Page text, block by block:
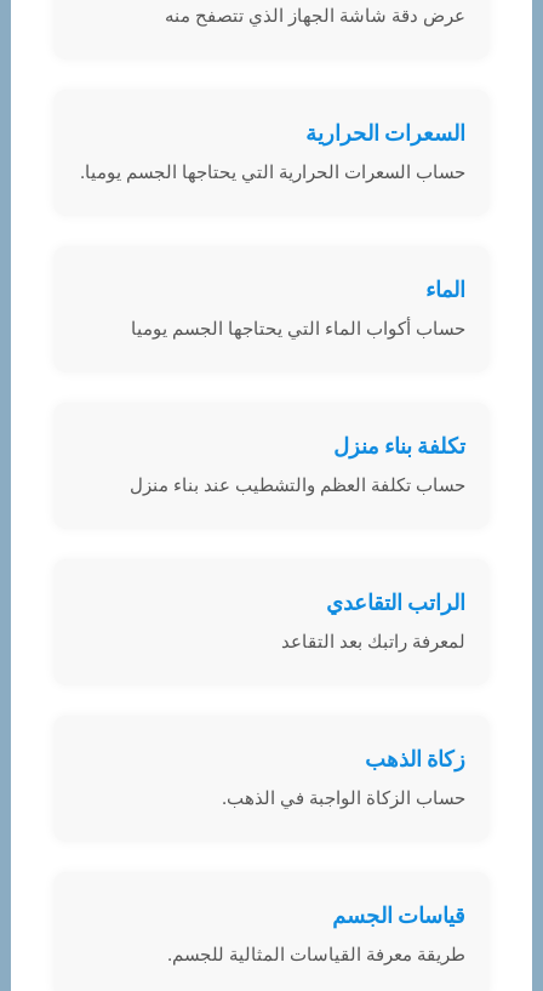
عرض دقة شاشة الجهاز الذي تتصفح منه
السعرات الحرارية
حساب السعرات الحرارية التي يحتاجها الجسم يوميا.
الماء
حساب أكواب الماء التي يحتاجها الجسم يوميا
تكلفة بناء منزل
حساب تكلفة العظم والتشطيب عند بناء منزل
الراتب التقاعدي
لمعرفة راتبك بعد التقاعد
زكاة الذهب
حساب الزكاة الواجبة في الذهب.
قياسات الجسم
طريقة معرفة القياسات المثالية للجسم.